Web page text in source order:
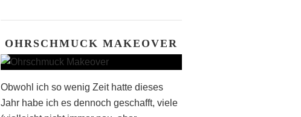
OHRSCHMUCK MAKEOVER
Obwohl ich so wenig Zeit hatte dieses
Jahr habe ich es dennoch geschafft, viele